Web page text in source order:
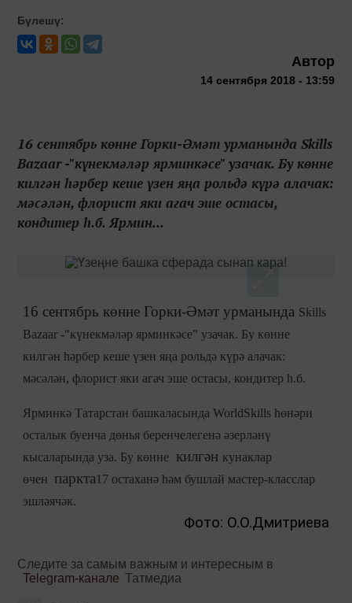
Бүлешү:
Автор
14 сентября 2018 - 13:59
16 сентябрь көнне Горки-Әмәт урманында Skills
Bazaar -"күнекмәләр ярминкәсе" узачак. Бу көнне
килгән һәрбер кеше үзен яңа рольдә күрә алачак:
мәсәлән, флорист яки агач эше остасы,
кондитер һ.б. Ярмин...
16 сентябрь көнне Горки-Әмәт урманында Skills
Bazaar -"күнекмәләр ярминкәсе" узачак. Бу көнне
килгән һәрбер кеше үзен яңа рольдә күрә алачак:
мәсәлән, флорист яки агач эше остасы, кондитер һ.б.
Ярминкә Татарстан башкаласында WorldSkills һөнәри
осталык буенча дөнья беренчелегенә әзерләнү
кысаларында уза. Бу көнне килгән кунаклар
өчен паркта17 остаханә һәм бушлай мастер-класслар
эшләячәк.
Фото: О.О.Дмитриева
Следите за самым важным и интересным в
Telegram-канале Татмедиа